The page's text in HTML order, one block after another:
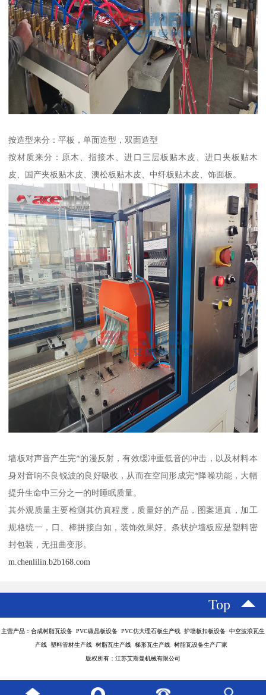
按造型来分：平板，单面造型，双面造型
按材质来分：原木、指接木、进口三层板贴木皮、进口夹板贴木
皮、国产夹板贴木皮、澳松板贴木皮、中纤板贴木皮、饰面板。
墙板对声音产生完*的漫反射，有效缓冲重低音的冲击，以及材料本
身对音响不良锐波的良好吸收，从而在空间形成完*降噪功能，大幅
提升生命中三分之一的时睡眠质量。
其外观质量主要检测其仿真程度，质量好的产品，图案逼真，加工
规格统一，口、棒拼接自如，装饰效果好。条状护墙板应是塑料密
封包装，无扭曲变形。
m.chenlilin.b2b168.com
Top
主营产品：合成树脂瓦设备 PVC碳晶板设备 PVC仿大理石板生产线 护墙板扣板设备 中空波浪瓦生
产线 塑料管材生产线 树脂瓦生产线 梯形瓦生产线 树脂瓦设备生产厂家
版权所有：江苏艾斯曼机械有限公司